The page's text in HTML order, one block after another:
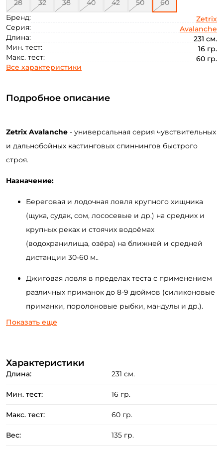
28
32 38 40 42 50
60
Бренд:
Zetrix
Серия:
Avalanche
Длина:
231 см.
Мин. тест:
16 гр.
Макс. тест:
60 гр.
Все характеристики
Подробное описание
Zetrix Avalanche - универсальная серия чувствительных
и дальнобойных кастинговых спиннингов быстрого
строя.
Назначение:
Береговая и лодочная ловля крупного хищника
(щука, судак, сом, лососевые и др.) на средних и
крупных реках и стоячих водоёмах
(водохранилища, озёра) на ближней и средней
дистанции 30-60 м..
Джиговая ловля в пределах теста с применением
различных приманок до 8-9 дюймов (силиконовые
приманки, поролоновые рыбки, мандулы и др.).
Ловля на крупные воблеры
Ловля на отводной поводок и другие варианты
оснасток ("каролина", джиг-риг,
шот) с применением тяжёлых грузов на сильном
и колеблющихся блёсен в
Показать еще
Характеристики
Длина: 231 см.
Мин. тест: 16 гр.
Макс. тест: 60 гр.
Вес: 135 гр.
ФИО: *
Номер телефона: *